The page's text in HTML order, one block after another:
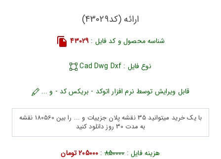
ارائه (کد43029)
شناسه محصول و کد فایل : 43029
نوع فایل : Cad Dwg Dxf
قابل ویرایش توسط نرم افزار اتوکد - بریکس کد - و ...
با یک خرید میتوانید 35 نقشه پلان جزییات و ... را بین 180560 نقشه
به مدت 30 روز دانلود کنید
هزینه فایل :850000
: 205000 تومان